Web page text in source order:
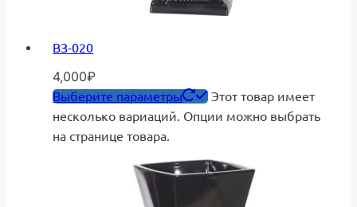
ВЗ-020
4,000₽
Выберите параметры
Этот товар имеет
несколько вариаций. Опции можно выбрать
на странице товара.